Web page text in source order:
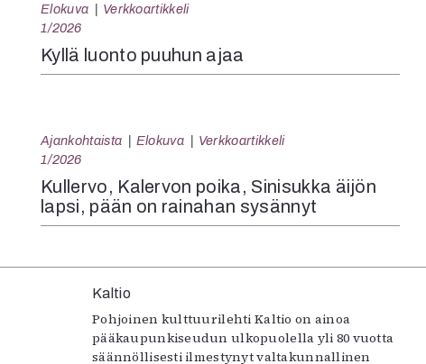
Elokuva
Verkkoartikkeli
1/2026
Kyllä luonto puuhun ajaa
Ajankohtaista Elokuva
Verkkoartikkeli
1/2026
Kullervo, Kalervon poika, Sinisukka äijön
lapsi, pään on rainahan sysännyt
Kaltio
Pohjoinen kulttuurilehti Kaltio on ainoa
pääkaupunkiseudun ulkopuolella yli 80 vuotta
säännöllisesti ilmestynyt valtakunnallinen